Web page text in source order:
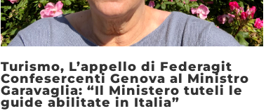
Turismo, L’appello di Federagit
Confesercenti Genova al Ministro
Garavaglia: “Il Ministero tuteli le
guide abilitate in Italia”